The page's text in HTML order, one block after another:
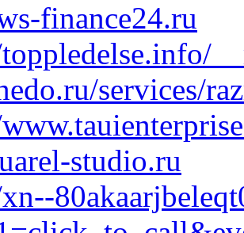
finance24.ru
services/
studio.ru